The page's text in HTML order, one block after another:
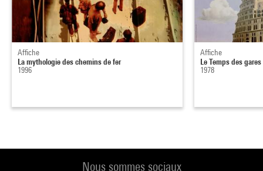
Affiche
La mythologie des chemins de fer
1996
Affiche
Le Temps des gares
1978
Nous sommes sociaux